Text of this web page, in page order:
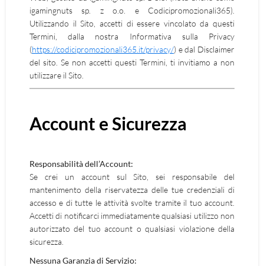
igamingnuts sp. z o.o. e Codicipromozionali365).
Utilizzando il Sito, accetti di essere vincolato da questi
Termini, dalla nostra Informativa sulla Privacy
(https://codicipromozionali365.it/privacy/) e dal Disclaimer
del sito. Se non accetti questi Termini, ti invitiamo a non
utilizzare il Sito.
Account e Sicurezza
Responsabilità dell’Account:
Se crei un account sul Sito, sei responsabile del
mantenimento della riservatezza delle tue credenziali di
accesso e di tutte le attività svolte tramite il tuo account.
Accetti di notificarci immediatamente qualsiasi utilizzo non
autorizzato del tuo account o qualsiasi violazione della
sicurezza.
Nessuna Garanzia di Servizio: